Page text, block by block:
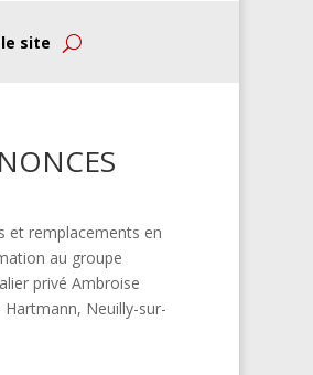
site
et remplacements en
au groupe
privé Ambroise
Hartmann, Neuilly-sur-